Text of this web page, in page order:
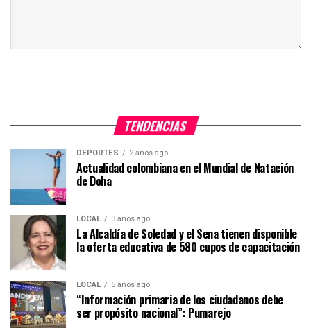
TENDENCIAS
DEPORTES 2 años ago
Actualidad colombiana en el Mundial de Natación
de Doha
LOCAL 3 años ago
La Alcaldía de Soledad y el Sena tienen disponible
la oferta educativa de 580 cupos de capacitación
LOCAL 5 años ago
“Información primaria de los ciudadanos debe
ser propósito nacional”: Pumarejo